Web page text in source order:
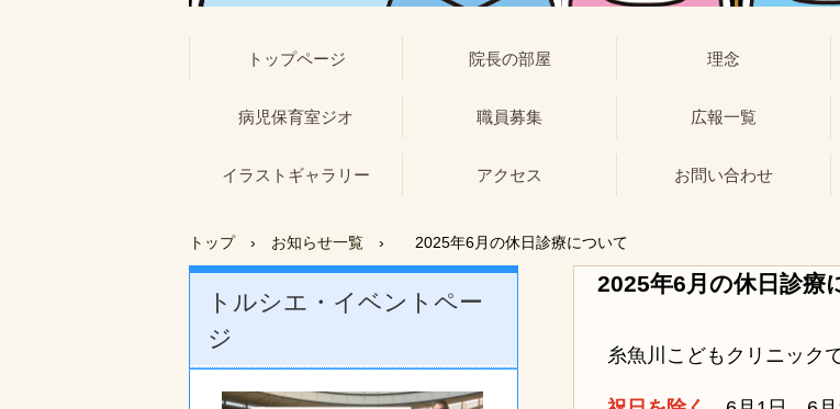
トップページ 院長の部屋 理念
病児保育室ジオ 職員募集 広報一覧
イラストギャラリー アクセス お問い合わせ
トップ › お知らせ一覧 › 2025年6月の休日診療について
2025年6月の休日診療
糸魚川こどもクリニックで
トルシエ・イベントペー
ジ